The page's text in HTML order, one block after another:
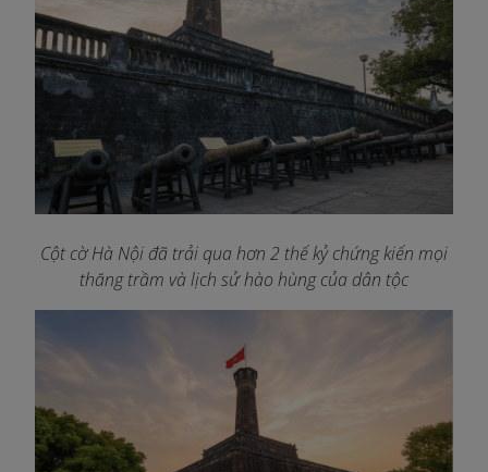
Cột cờ Hà Nội đã trải qua hơn 2 thế kỷ chứng kiến mọi
thăng trầm và lịch sử hào hùng của dân tộc